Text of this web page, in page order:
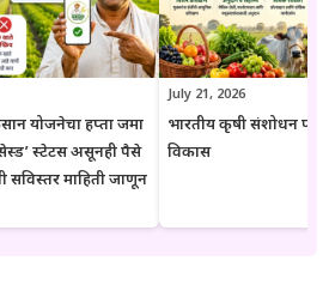
दिला जातो.
योजनेचा हप्ता जमा
स्टेटस असूनही पैसे
सविस्तर माहिती जाणून
July 21, 2026
भारतीय कृषी संशोधन
विकास